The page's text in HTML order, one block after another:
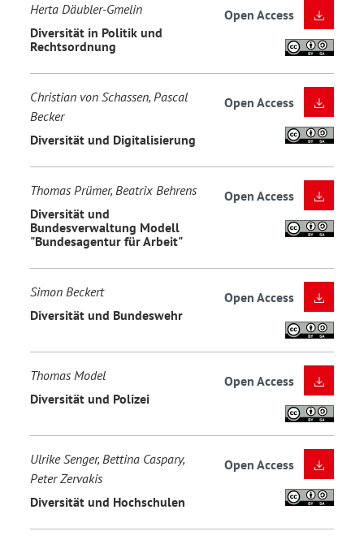
Herta Däubler-Gmelin
Diversität in Politik und
Rechtsordnung
Open Access
Christian von Schassen, Pascal
Becker
Diversität und Digitalisierung
Open Access
Thomas Prümer, Beatrix Behrens
Diversität und
Bundesverwaltung Modell
"Bundesagentur für Arbeit"
Open Access
Simon Beckert
Diversität und Bundeswehr
Open Access
Thomas Model
Diversität und Polizei
Open Access
Ulrike Senger, Bettina Caspary,
Peter Zervakis
Diversität und Hochschulen
Open Access